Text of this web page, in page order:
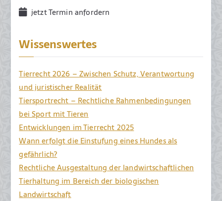
2
0 jetzt Termin anfordern
Wissenswertes
Tierrecht 2026 – Zwischen Schutz, Verantwortung
und juristischer Realität
Tiersportrecht – Rechtliche Rahmenbedingungen
bei Sport mit Tieren
Entwicklungen im Tierrecht 2025
Wann erfolgt die Einstufung eines Hundes als
gefährlich?
Rechtliche Ausgestaltung der landwirtschaftlichen
Tierhaltung im Bereich der biologischen
Landwirtschaft